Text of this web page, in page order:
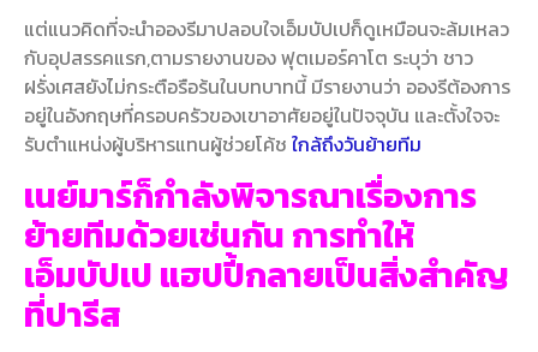
แต่แนวคิดที่จะนำอองรีมาปลอบใจเอ็มบัปเปก็ดูเหมือนจะล้มเหลว
กับอุปสรรคแรก,ตามรายงานของ ฟุตเมอร์คาโต ระบุว่า ชาว
ฝรั่งเศสยังไม่กระตือรือร้นในบทบาทนี้ มีรายงานว่า อองรีต้องการ
อยู่ในอังกฤษที่ครอบครัวของเขาอาศัยอยู่ในปัจจุบัน และตั้งใจจะ
รับตำแหน่งผู้บริหารแทนผู้ช่วยโค้ช ใกล้ถึงวันย้ายทีม
เนย์มาร์ก็กำลังพิจารณาเรื่องการ
ย้ายทีมด้วยเช่นกัน การทำให้
เอ็มบัปเป แฮปปี้กลายเป็นสิ่งสำคัญ
ที่ปารีส